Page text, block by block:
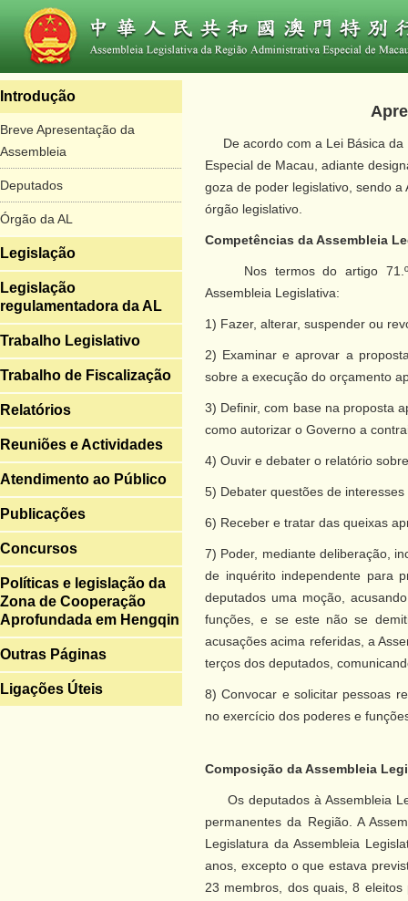
Introdução
Breve Apresentação da
Assembleia
Deputados
Órgão da AL
Legislação
Legislação
regulamentadora da AL
Trabalho Legislativo
Trabalho de Fiscalização
Relatórios
Reuniões e Actividades
Atendimento ao Público
Publicações
Concursos
Políticas e legislação da
Zona de Cooperação
Aprofundada em Hengqin
Outras Páginas
Ligações Úteis
De acordo com a Lei Básica da
Especial de Macau, adiante
goza de poder legislativo, sendo a
órgão legislativo.
Competências da Assembleia
Nos termos do artigo 71.º
Assembleia Legislativa:
1) Fazer, alterar, suspender ou
2) Examinar e aprovar a
sobre a execução do orçamento
3) Definir, com base na proposta
como autorizar o Governo a
4) Ouvir e debater o relatório
5) Debater questões de
6) Receber e tratar das queixas
7) Poder, mediante deliberação,
de inquérito independente para
deputados uma moção,
funções, e se este não se
acusações acima referidas, a
terços dos deputados,
8) Convocar e solicitar pessoas
no exercício dos poderes e
Composição da Assembleia
Os deputados à Assembleia
permanentes da Região. A
Legislatura da Assembleia
anos, excepto o que estava
23 membros, dos quais, 8